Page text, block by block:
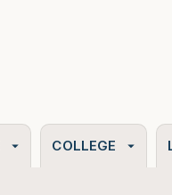
arrow_drop_down COLLEGE arrow_drop_down